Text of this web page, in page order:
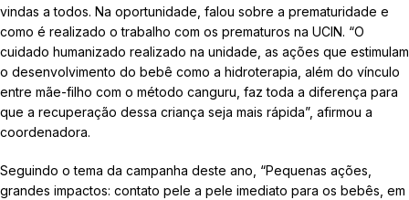
vindas a todos. Na oportunidade, falou sobre a prematuridade e
como é realizado o trabalho com os prematuros na UCIN. “O
cuidado humanizado realizado na unidade, as ações que estimulam
o desenvolvimento do bebê como a hidroterapia, além do vínculo
entre mãe-filho com o método canguru, faz toda a diferença para
que a recuperação dessa criança seja mais rápida”, afirmou a
coordenadora.
Seguindo o tema da campanha deste ano, “Pequenas ações,
grandes impactos: contato pele a pele imediato para os bebês, em